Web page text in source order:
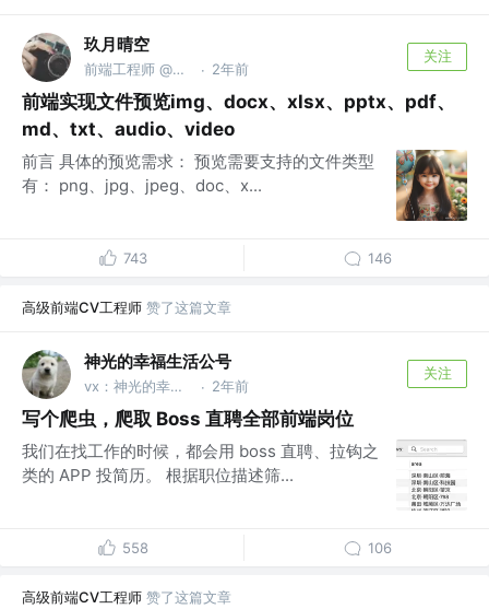
玖月晴空
前端工程师 @外研社 · 2年前
关注
前端实现文件预览img、docx、xlsx、pptx、pdf、
md、txt、audio、video
前言 具体的预览需求： 预览需要支持的文件类型
有： png、jpg、jpeg、doc、x...
743 146
高级前端CV工程师 赞了这篇文章
神光的幸福生活公号
vx：神光的幸福生活 · 2年前
关注
写个爬虫，爬取 Boss 直聘全部前端岗位
我们在找工作的时候，都会用 boss 直聘、拉钩之
类的 APP 投简历。 根据职位描述筛...
558 106
高级前端CV工程师 赞了这篇文章